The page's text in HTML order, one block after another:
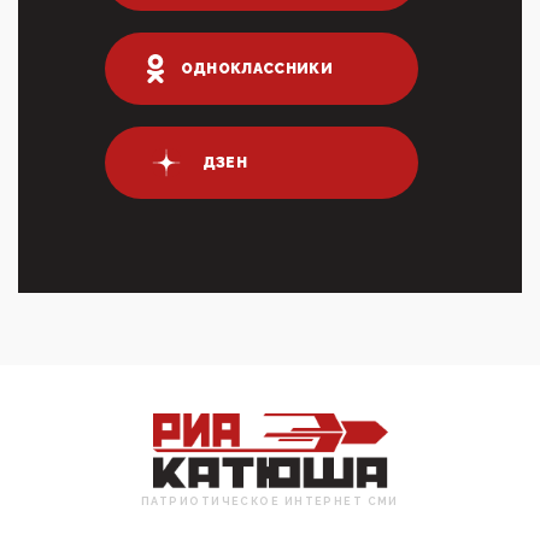
что союзники просили Киев не наносить удары по
энергети...
01:54, 10 Апреля 2026
ПрезидентПутинвчера вечером обьявил
Пасхальное перемирие с 16 часов субботы до конца
дня Воскресен...
01:09, 10 Апреля 2026
Честно говоря, ситуация с продвижением через
российские крупнейшие СМИ персоны Эррола
Маска (отца Ил...
ОДНОКЛАССНИКИ
ДЗЕН
ПАТРИОТИЧЕСКОЕ ИНТЕРНЕТ СМИ